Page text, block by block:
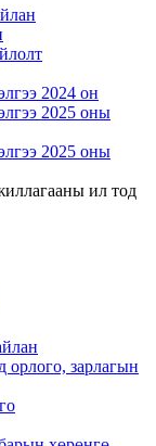
2024 он
2025 оны
2025 оны
ил тод
орлого, зарлагын